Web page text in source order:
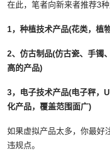
在此，笔者向新来者推荐3
1，种植技术产品(花类，植
2、仿古制品(仿古瓷、手镯
高的产品)
3，电子技术产品(电子秤，
化产品，覆盖范围面广)
如果虚拟产品太多，你最好
违规点。